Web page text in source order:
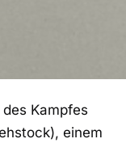
Kampfes
einem